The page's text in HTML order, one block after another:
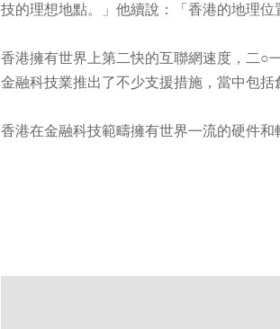
技的理想地點。」他續說：「香港的地理
香港擁有世界上第二快的互聯網速度，二○
金融科技業推出了不少支援措施，當中包
香港在金融科技範疇擁有世界㇐流的硬件